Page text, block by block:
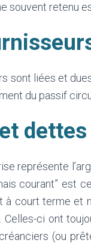
souvent retenu
sont liées et
du passif
représente
courant” est
à court terme et
Celles-ci ont
(ou